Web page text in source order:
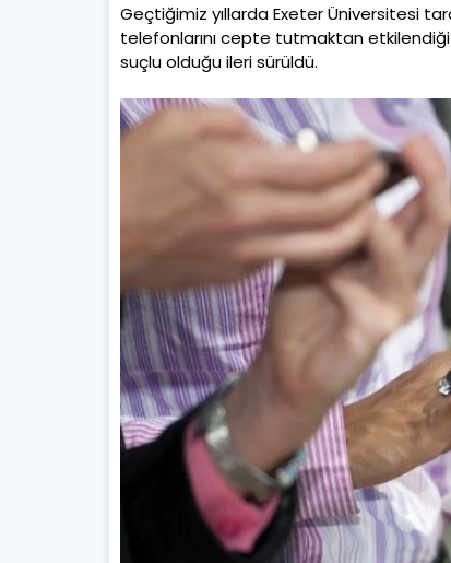
Geçtiğimiz yıllarda Exeter Üniversitesi
telefonlarını cepte tutmaktan
suçlu olduğu ileri sürüldü.